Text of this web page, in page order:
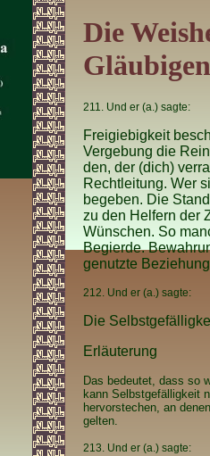
Die
211. Und er (a.) sagte:
Freigiebigkeit
Vergebung die
den, der (dich)
Rechtleitung. Wer
begeben. Die
zu den Helfern der
Wünschen. So
Begierde.
genutzte
212. Und er (a.) sagte:
Die
Erläuterung
Das bedeutet, dass so
kann Selbstgefälligkeit
hervorstechen, an
gelten.
213. Und er (a.) sagte: